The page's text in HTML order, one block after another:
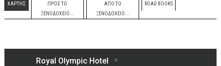
ΧΑΡΤΗΣ
ΠΡΟΣ ΤΟ
ΞΕΝΟΔΟΧΕΙΟ...
ΑΠΟ ΤΟ
ΞΕΝΟΔΟΧΕΙΟ...
ROAD BOOKS